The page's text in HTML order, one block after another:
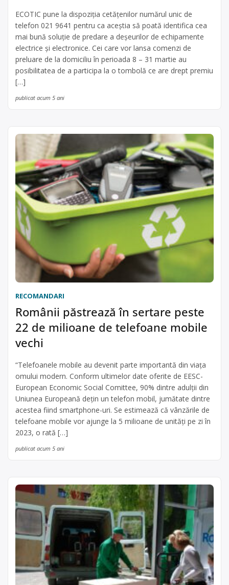
ECOTIC pune la dispoziția cetățenilor numărul unic de
telefon 021 9641 pentru ca aceștia să poată identifica cea
mai bună soluție de predare a deșeurilor de echipamente
electrice și electronice. Cei care vor lansa comenzi de
preluare de la domiciliu în perioada 8 – 31 martie au
posibilitatea de a participa la o tombolă ce are drept premiu
[…]
publicat acum 5 ani
RECOMANDARI
Românii păstrează în sertare peste
22 de milioane de telefoane mobile
vechi
“Telefoanele mobile au devenit parte importantă din viaţa
omului modern. Conform ultimelor date oferite de EESC-
European Economic Social Comittee, 90% dintre adulţii din
Uniunea Europeană deţin un telefon mobil, jumătate dintre
acestea fiind smartphone-uri. Se estimează că vânzările de
telefoane mobile vor ajunge la 5 milioane de unităţi pe zi în
2023, o rată […]
publicat acum 5 ani